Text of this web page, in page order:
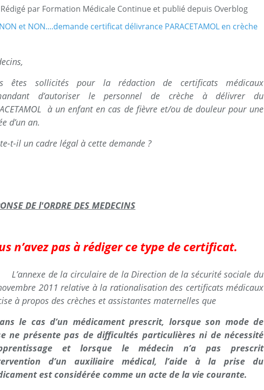
Rédigé par Formation Médicale Continue et publié depuis Overblog
êtes sollicités pour la rédaction de certificats médicaux
d’autoriser le personnel de crèche à délivrer du
à un enfant en cas de fièvre et/ou de douleur pour une
d’un an.
t-il un cadre légal à cette demande ?
DE l'ORDRE DES MEDECINS
n’avez pas à rédiger ce type de certificat.
de la circulaire de la Direction de la sécurité sociale du
2011 relative à la rationalisation des certificats médicaux
à propos des crèches et assistantes maternelles que
le cas d’un médicament prescrit, lorsque son mode de
ne présente pas de difficultés particulières ni de nécessité
et lorsque le médecin n’a pas prescrit
d’un auxiliaire médical, l’aide à la prise du
est considérée comme un acte de la vie courante.